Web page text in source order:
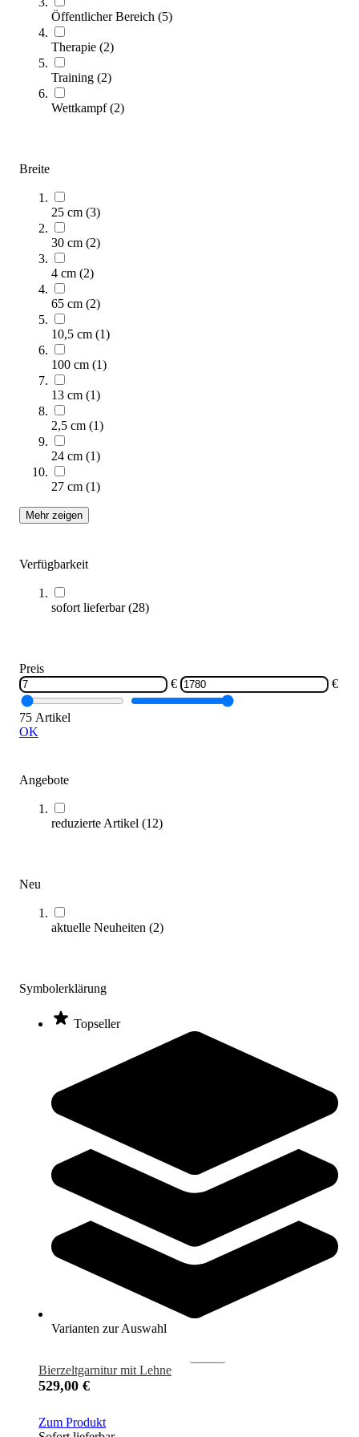
Öffentlicher Bereich (5)
Therapie (2)
Training (2)
Wettkampf(2)
Breite
25 cm (3)
30 cm (2)
4 cm (2)
65 cm (2)
10,5 cm (1)
100 cm (1)
13 cm (1)
2,5 cm (1)
24 cm (1)
27 cm (1)
Mehr zeigen
Verfügbarkeit
sofort lieferbar(28)
Preis
€
€
75 Artikel
OK
Angebote
reduzierte Artikel (12)
Neu
aktuelle Neuheiten (2)
Symbolerklärung
Topseller
Varianten zur Auswahl
Zum Produkt
Bald wieder lieferbar
9,95 €
Zum Produkt
Noch 1 auf Lager
SALE
Teleskopstiel 1,5 m
7,95 €
Zum Produkt
Teleskopstiel mit Gewinde
Zum Produkt
309,00 €
Bierbank mit Lehne
199,95 €
Zum Produkt
Sofort lieferbar
Bierzeltgarnitur mit Lehne
529,00 €
Zum Produkt